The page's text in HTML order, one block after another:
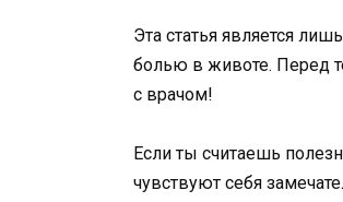
Эта статья является
болью в животе. Перед
с врачом!
Если ты считаешь
чувствуют себя